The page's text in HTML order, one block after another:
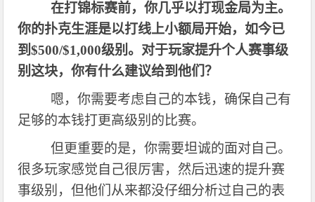
在打锦标赛前，你几乎以打现金局为主。
你的扑克生涯是以打线上小额局开始，如今已
到$500/$1,000级别。对于玩家提升个人赛事级
别这块，你有什么建议给到他们？
嗯，你需要考虑自己的本钱，确保自己有
足够的本钱打更高级别的比赛。
但更重要的是，你需要坦诚的面对自己。
很多玩家感觉自己很厉害，然后迅速的提升赛
事级别，但他们从来都没仔细分析过自己的表